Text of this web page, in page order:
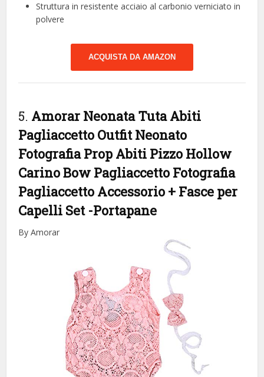
Struttura in resistente acciaio al carbonio verniciato in
polvere
ACQUISTA DA AMAZON
5. Amorar Neonata Tuta Abiti
Pagliaccetto Outfit Neonato
Fotografia Prop Abiti Pizzo Hollow
Carino Bow Pagliaccetto Fotografia
Pagliaccetto Accessorio + Fasce per
Capelli Set -Portapane
By Amorar